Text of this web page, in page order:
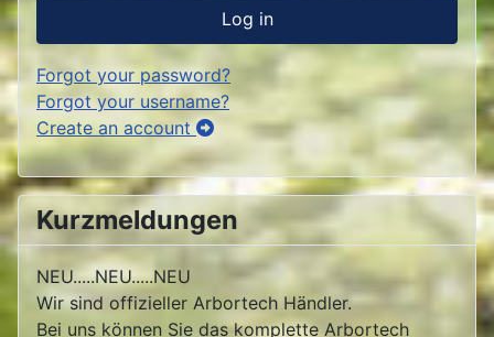
Log in
Forgot your password?
Forgot your username?
Create an account
Kurzmeldungen
NEU.....NEU.....NEU
Wir sind offizieller Arbortech Händler.
Bei uns können Sie das komplette Arbortech